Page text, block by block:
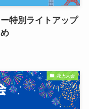
特別ライトアップ
花火大会